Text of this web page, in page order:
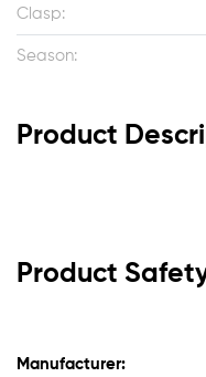
Clasp:
Season:
Product
Product
Manufacturer: